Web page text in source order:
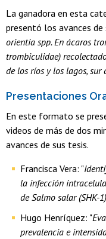
La ganadora en esta
presentó los avances
orientia spp. En ácaros
trombiculidae)
de los ríos y los lagos, sur
Presentaciones
En este formato se
videos de más de dos
avances de sus tesis.
Francisca Vera: "
la infección
de Salmo salar (SHK-1)
Hugo Henríquez: "
prevalencia e